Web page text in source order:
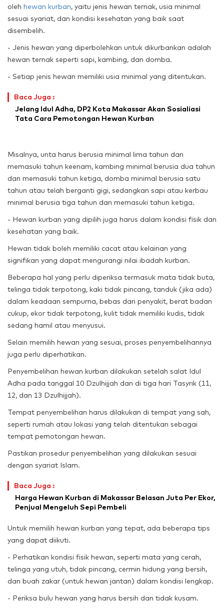
oleh hewan kurban, yaitu jenis hewan ternak, usia minimal
sesuai syariat, dan kondisi kesehatan yang baik saat
disembelih.
- Jenis hewan yang diperbolehkan untuk dikurbankan adalah
hewan ternak seperti sapi, kambing, dan domba.
- Setiap jenis hewan memiliki usia minimal yang ditentukan.
Baca Juga :
Jelang Idul Adha, DP2 Kota Makassar Akan Sosialiasi
Tata Cara Pemotongan Hewan Kurban
Misalnya, unta harus berusia minimal lima tahun dan
memasuki tahun keenam, kambing minimal berusia dua tahun
dan memasuki tahun ketiga, domba minimal berusia satu
tahun atau telah berganti gigi, sedangkan sapi atau kerbau
minimal berusia tiga tahun dan memasuki tahun ketiga.
- Hewan kurban yang dipilih juga harus dalam kondisi fisik dan
kesehatan yang baik.
Hewan tidak boleh memiliki cacat atau kelainan yang
signifikan yang dapat mengurangi nilai ibadah kurban.
Beberapa hal yang perlu diperiksa termasuk mata tidak buta,
telinga tidak terpotong, kaki tidak pincang, tanduk (jika ada)
dalam keadaan sempurna, bebas dari penyakit, berat badan
cukup, ekor tidak terpotong, kulit tidak memiliki kudis, tidak
sedang hamil atau menyusui.
Selain memilih hewan yang sesuai, proses penyembelihannya
juga perlu diperhatikan.
Penyembelihan hewan kurban dilakukan setelah salat Idul
Adha pada tanggal 10 Dzulhijjah dan di tiga hari Tasyrik (11,
12, dan 13 Dzulhijjah).
Tempat penyembelihan harus dilakukan di tempat yang sah,
seperti rumah atau lokasi yang telah ditentukan sebagai
tempat pemotongan hewan.
Pastikan prosedur penyembelihan yang dilakukan sesuai
dengan syariat Islam.
Baca Juga :
Harga Hewan Kurban di Makassar Belasan Juta Per Ekor,
Penjual Mengeluh Sepi Pembeli
Untuk memilih hewan kurban yang tepat, ada beberapa tips
yang dapat diikuti.
- Perhatikan kondisi fisik hewan, seperti mata yang cerah,
telinga yang utuh, tidak pincang, cermin hidung yang bersih,
dan buah zakar (untuk hewan jantan) dalam kondisi lengkap.
- Periksa bulu hewan yang harus bersih dan tidak kusam.